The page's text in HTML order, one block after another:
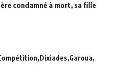
condamné à mort, sa fille
Dixiades Garoua